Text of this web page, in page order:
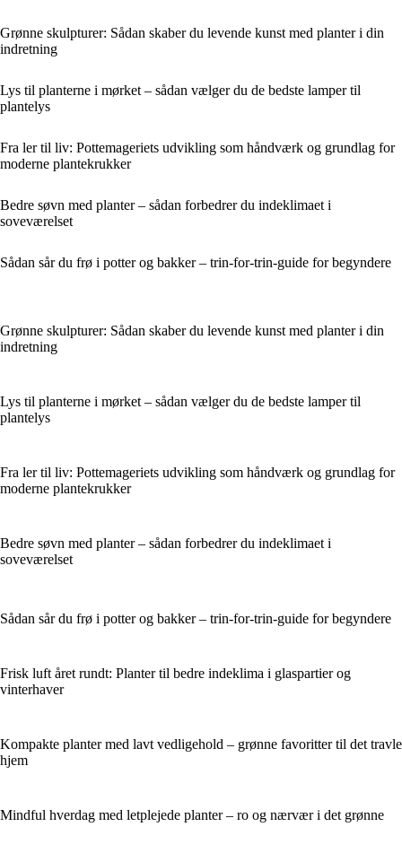
Grønne skulpturer: Sådan skaber du levende kunst med planter i din
indretning
Lys til planterne i mørket – sådan vælger du de bedste lamper til
plantelys
Fra ler til liv: Pottemageriets udvikling som håndværk og grundlag for
moderne plantekrukker
Bedre søvn med planter – sådan forbedrer du indeklimaet i
soveværelset
Sådan sår du frø i potter og bakker – trin-for-trin-guide for begyndere
Grønne skulpturer: Sådan skaber du levende kunst med planter i din
indretning
Lys til planterne i mørket – sådan vælger du de bedste lamper til
plantelys
Fra ler til liv: Pottemageriets udvikling som håndværk og grundlag for
moderne plantekrukker
Bedre søvn med planter – sådan forbedrer du indeklimaet i
soveværelset
Sådan sår du frø i potter og bakker – trin-for-trin-guide for begyndere
Frisk luft året rundt: Planter til bedre indeklima i glaspartier og
vinterhaver
Kompakte planter med lavt vedligehold – grønne favoritter til det travle
hjem
Mindful hverdag med letplejede planter – ro og nærvær i det grønne